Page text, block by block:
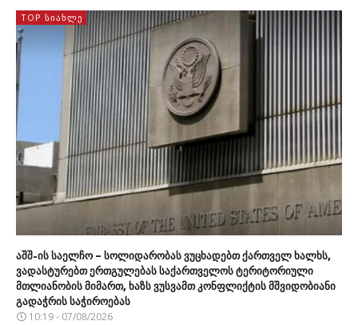
TOP ᲡᲘᲐᲮᲚᲔ
აშშ-ის საელჩო – სოლიდარობას ვუცხადებთ ქართველ ხალხს,
ვადასტურებთ ერთგულებას საქართველოს ტერიტორიული
მთლიანობის მიმართ, ხაზს ვუსვამთ კონფლიქტის მშვიდობიანი
გადაჭრის საჭიროებას
10:19 - 07/08/2026